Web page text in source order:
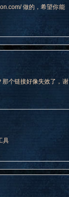
做的，希望你能
个链接好像失效了，谢
具